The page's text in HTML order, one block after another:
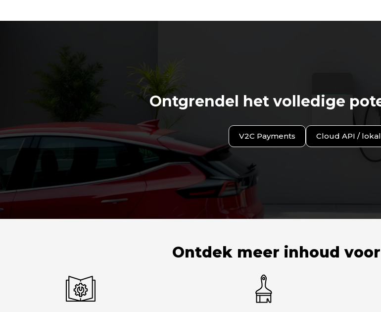
Ontgrendel het volledige
V2C Payments Cloud API /
Ontdek meer inhoud